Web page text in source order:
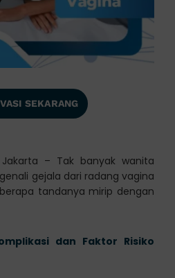
SEKARANG
– Tak banyak wanita
gejala dari radang vagina
tandanya mirip dengan
dan Faktor Risiko